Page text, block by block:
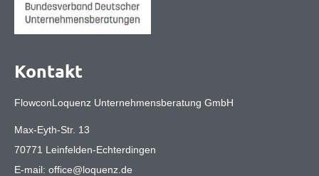
Kontakt
FlowconLoquenz Unternehmensberatung GmbH
Max-Eyth-Str. 13
70771 Leinfelden-Echterdingen
E-mail: office@loquenz.de